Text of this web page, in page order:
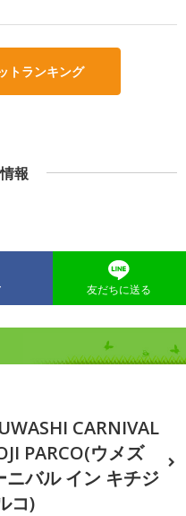
トランキング
報
友だちに送る
CARNIVAL
PARCO(ウメズ
ニバル イン キチジ
コ)